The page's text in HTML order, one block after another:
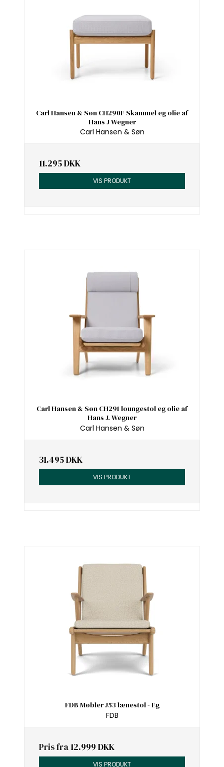
Carl Hansen & Søn CH290F Skammel eg olie af
Hans J Wegner
Carl Hansen & Søn
11.295 DKK
VIS PRODUKT
Carl Hansen & Søn CH291 loungestol eg olie af
Hans J. Wegner
Carl Hansen & Søn
31.495 DKK
VIS PRODUKT
FDB Møbler J53 lænestol - Eg
FDB
Pris fra 12.999 DKK
VIS PRODUKT